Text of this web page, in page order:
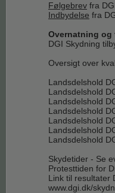
Følgebrev fra
Indbydelse fra
Overnatning
DGI Skydning
Oversigt over
Landsdelshold
Landsdelshold
Landsdelshold
Landsdelshold
Landsdelshold
Landsdelshold
Landsdelshold
Skydetider - Se
Protesttiden for
Link til resultater
www.dgi.dk/